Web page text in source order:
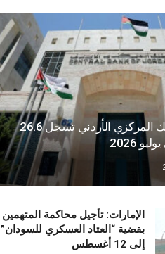
احتياطيات البنك المركزي الأردني تسجل 26.6
2026
الإمارات: تأجيل محاكمة المتهمين
بقضية “العتاد العسكري للسودان”
إلى 12 أغسطس